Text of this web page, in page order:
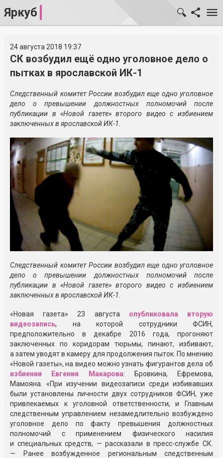
Яркуб
24 августа 2018 19:37
СК возбудил ещё одно уголовное дело о
пытках в ярославской ИК-1
Следственный комитет России возбудил еще одно уголовное
дело о превышении должностных полномочий после
публикации в «Новой газете» второго видео с избиением
заключенных в ярославской ИК-1.
Следственный комитет России возбудил еще одно уголовное
дело о превышении должностных полномочий после
публикации в «Новой газете» второго видео с избиением
заключенных в ярославской ИК-1.
«Новая газета» 23 августа опубликовала вторую
видеозапись, на которой сотрудники ФСИН,
предположительно в декабре 2016 года, прогоняют
заключенных по коридорам тюрьмы, пинают, избивают,
а затем уводят в камеру для продолжения пыток. По мнению
«Новой газеты», на видео можно узнать фигурантов дела об
избиении Евгения Макарова: Бровкина, Ефремова,
Мамояна. «При изучении видеозаписи среди избивавших
были установлены личности двух сотрудников ФСИН, уже
привлекаемых к уголовной ответственности, и Главным
следственным управлением незамедлительно возбуждено
уголовное дело по факту превышения должностных
полномочий с применением физического насилия
и специальных средств, — рассказали в пресс-службе СК.
— Ранее возбужденное региональным следственным